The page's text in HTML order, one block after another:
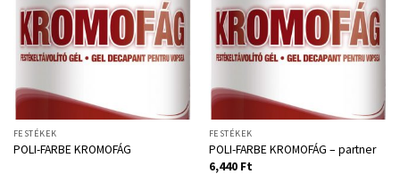
FESTÉKEK
POLI-FARBE KROMOFÁG
FESTÉKEK
POLI-FARBE KROMOFÁG – partner
6,440 Ft